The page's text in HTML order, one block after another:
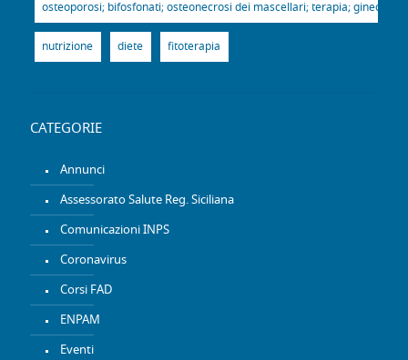
osteoporosi; bifosfonati; osteonecrosi dei mascellari; terapia;
nutrizione diete fitoterapia
CATEGORIE
Annunci
Assessorato Salute Reg. Siciliana
Comunicazioni INPS
Coronavirus
Corsi FAD
ENPAM
Eventi